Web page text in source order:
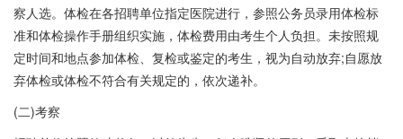
察人选。体检在各招聘单位指定医院进行，参照公务员录用体检标
准和体检操作手册组织实施，体检费用由考生个人负担。未按照规
定时间和地点参加体检、复检或鉴定的考生，视为自动放弃;自愿放
弃体检或体检不符合有关规定的，依次递补。
(二)考察